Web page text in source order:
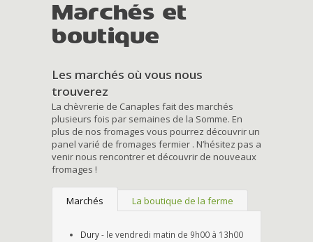
Marchés et
boutique
Les marchés où vous nous
trouverez
La chèvrerie de Canaples fait des marchés
plusieurs fois par semaines de la Somme. En
plus de nos fromages vous pourrez découvrir un
panel varié de fromages fermier . N’hésitez pas a
venir nous rencontrer et découvrir de nouveaux
fromages !
Marchés La boutique de la ferme
Dury- le vendredi matin de 9h00 à 13h00